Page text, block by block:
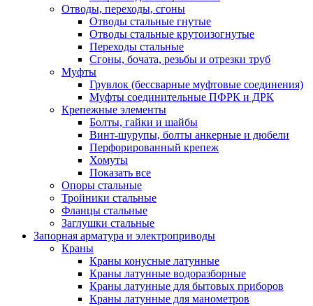
Отводы, переходы, сгоны
Отводы стальные гнутые
Отводы стальные крутоизогнутые
Переходы стальные
Сгоны, бочата, резьбы и отрезки труб
Муфты
Грувлок (бессварные муфтовые соединения)
Муфты соединительные ПФРК и ДРК
Крепежные элементы
Болты, гайки и шайбы
Винт-шурупы, болты анкерные и дюбели
Перфорированный крепеж
Хомуты
Показать все
Опоры стальные
Тройники стальные
Фланцы стальные
Заглушки стальные
Запорная арматура и электроприводы
Краны
Краны конусные латунные
Краны латунные водоразборные
Краны латунные для бытовых приборов
Краны латунные для манометров